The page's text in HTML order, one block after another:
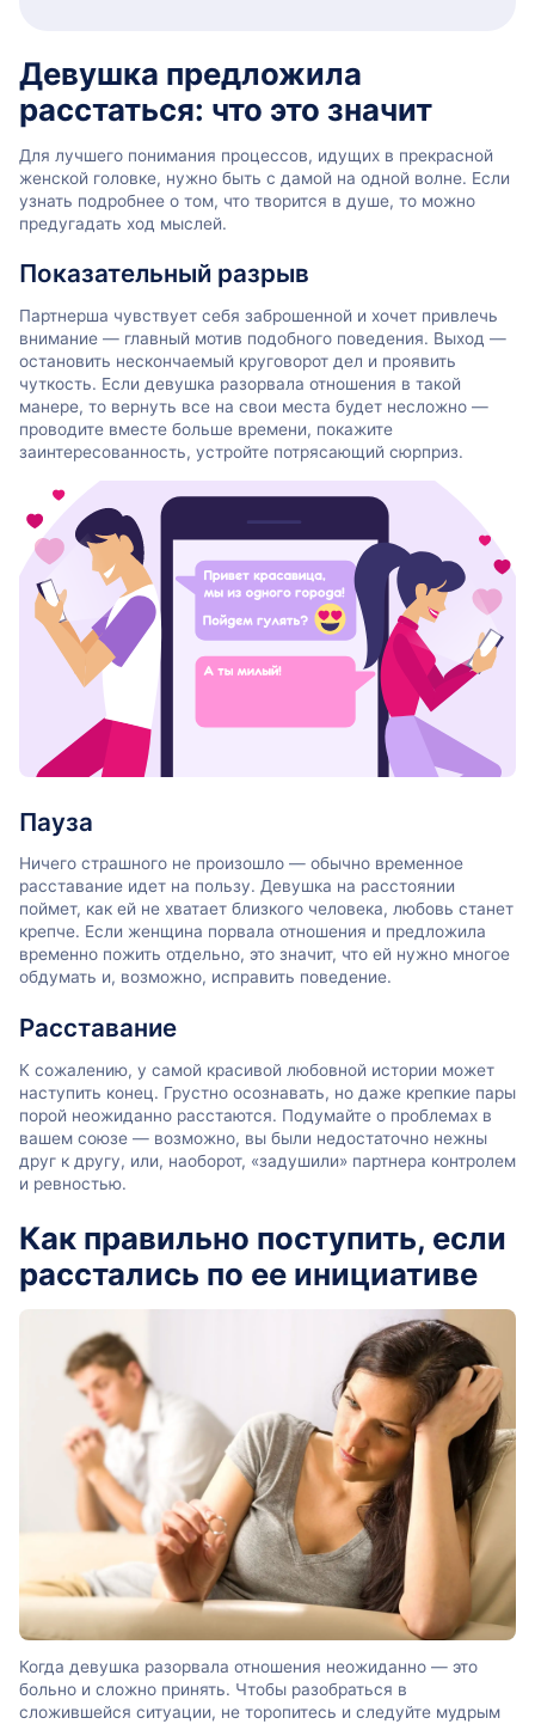
Девушка предложила
расстаться: что это значит
Для лучшего понимания процессов, идущих в прекрасной
женской головке, нужно быть с дамой на одной волне. Если
узнать подробнее о том, что творится в душе, то можно
предугадать ход мыслей.
Показательный разрыв
Партнерша чувствует себя заброшенной и хочет привлечь
внимание — главный мотив подобного поведения. Выход —
остановить нескончаемый круговорот дел и проявить
чуткость. Если девушка разорвала отношения в такой
манере, то вернуть все на свои места будет несложно —
проводите вместе больше времени, покажите
заинтересованность, устройте потрясающий сюрприз.
Пауза
Ничего страшного не произошло — обычно временное
расставание идет на пользу. Девушка на расстоянии
поймет, как ей не хватает близкого человека, любовь станет
крепче. Если женщина порвала отношения и предложила
временно пожить отдельно, это значит, что ей нужно многое
обдумать и, возможно, исправить поведение.
Расставание
К сожалению, у самой красивой любовной истории может
наступить конец. Грустно осознавать, но даже крепкие пары
порой неожиданно расстаются. Подумайте о проблемах в
вашем союзе — возможно, вы были недостаточно нежны
друг к другу, или, наоборот, «задушили» партнера контролем
и ревностью.
Как правильно поступить, если
расстались по ее инициативе
Когда девушка разорвала отношения неожиданно — это
больно и сложно принять. Чтобы разобраться в
сложившейся ситуации, не торопитесь и следуйте мудрым